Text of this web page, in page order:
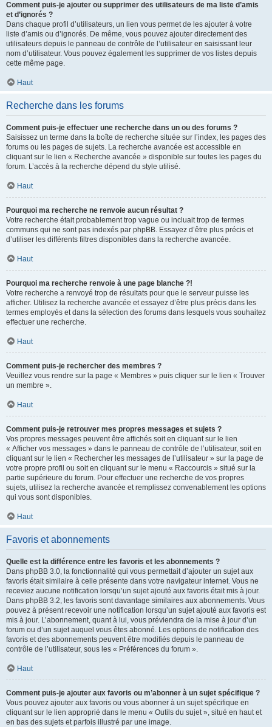
Comment puis-je ajouter ou supprimer des utilisateurs de ma liste d’amis
et d’ignorés ?
Dans chaque profil d’utilisateurs, un lien vous permet de les ajouter à votre
liste d’amis ou d’ignorés. De même, vous pouvez ajouter directement des
utilisateurs depuis le panneau de contrôle de l’utilisateur en saisissant leur
nom d’utilisateur. Vous pouvez également les supprimer de vos listes depuis
cette même page.
Haut
Recherche dans les forums
Comment puis-je effectuer une recherche dans un ou des forums ?
Saisissez un terme dans la boîte de recherche située sur l’index, les pages des
forums ou les pages de sujets. La recherche avancée est accessible en
cliquant sur le lien « Recherche avancée » disponible sur toutes les pages du
forum. L’accès à la recherche dépend du style utilisé.
Haut
Pourquoi ma recherche ne renvoie aucun résultat ?
Votre recherche était probablement trop vague ou incluait trop de termes
communs qui ne sont pas indexés par phpBB. Essayez d’être plus précis et
d’utiliser les différents filtres disponibles dans la recherche avancée.
Haut
Pourquoi ma recherche renvoie à une page blanche ?!
Votre recherche a renvoyé trop de résultats pour que le serveur puisse les
afficher. Utilisez la recherche avancée et essayez d’être plus précis dans les
termes employés et dans la sélection des forums dans lesquels vous souhaitez
effectuer une recherche.
Haut
Comment puis-je rechercher des membres ?
Veuillez vous rendre sur la page « Membres » puis cliquer sur le lien « Trouver
un membre ».
Haut
Comment puis-je retrouver mes propres messages et sujets ?
Vos propres messages peuvent être affichés soit en cliquant sur le lien
« Afficher vos messages » dans le panneau de contrôle de l’utilisateur, soit en
cliquant sur le lien « Rechercher les messages de l’utilisateur » sur la page de
votre propre profil ou soit en cliquant sur le menu « Raccourcis » situé sur la
partie supérieure du forum. Pour effectuer une recherche de vos propres
sujets, utilisez la recherche avancée et remplissez convenablement les options
qui vous sont disponibles.
Haut
Favoris et abonnements
Quelle est la différence entre les favoris et les abonnements ?
Dans phpBB 3.0, la fonctionnalité qui vous permettait d’ajouter un sujet aux
favoris était similaire à celle présente dans votre navigateur internet. Vous ne
receviez aucune notification lorsqu’un sujet ajouté aux favoris était mis à jour.
Dans phpBB 3.2, les favoris sont davantage similaires aux abonnements. Vous
pouvez à présent recevoir une notification lorsqu’un sujet ajouté aux favoris est
mis à jour. L’abonnement, quant à lui, vous préviendra de la mise à jour d’un
forum ou d’un sujet auquel vous êtes abonné. Les options de notification des
favoris et des abonnements peuvent être modifiés depuis le panneau de
contrôle de l’utilisateur, sous les « Préférences du forum ».
Haut
Comment puis-je ajouter aux favoris ou m’abonner à un sujet spécifique ?
Vous pouvez ajouter aux favoris ou vous abonner à un sujet spécifique en
cliquant sur le lien approprié dans le menu « Outils du sujet », situé en haut et
en bas des sujets et parfois illustré par une image.